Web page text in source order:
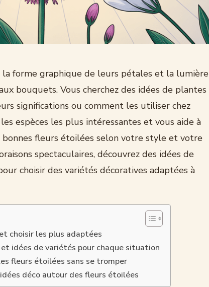
la forme graphique de leurs pétales et la lumière
bouquets. Vous cherchez des idées de plantes
significations ou comment les utiliser chez
espèces les plus intéressantes et vous aide à
fleurs étoilées selon votre style et votre
spectaculaires, découvrez des idées de
choisir des variétés décoratives adaptées à
choisir les plus adaptées
idées de variétés pour chaque situation
fleurs étoilées sans se tromper
déco autour des fleurs étoilées